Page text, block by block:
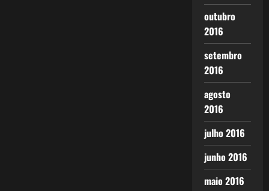
outubro
2016
setembro
2016
agosto
2016
julho 2016
junho 2016
maio 2016